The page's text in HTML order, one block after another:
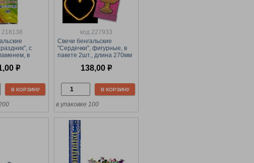
218138
с
в
р
В КОРЗИНУ
код 227933
Свечи бенгальские
"Сердечки", фигурные, в
пакете 2шт., длина 270мм
138,00 р
В КОРЗИНУ
в упаковке 100